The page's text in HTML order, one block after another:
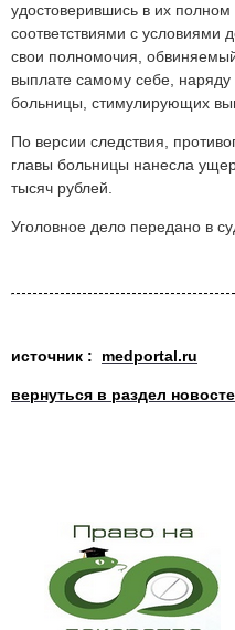
удостоверившись в их
соответствиями с условиями
свои полномочия,
выплате самому себе, наряду
больницы, стимулирующих
По версии следствия,
главы больницы нанесла
тысяч рублей.
Уголовное дело передано в
источник : medportal.ru
вернуться в раздел